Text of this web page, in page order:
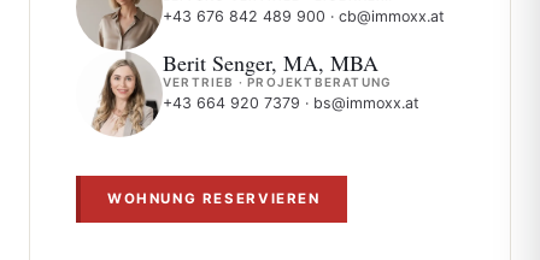
+43 676 842 489 900 · cb@immoxx.at
Berit Senger, MA, MBA
VERTRIEB · PROJEKTBERATUNG
+43 664 920 7379 · bs@immoxx.at
WOHNUNG RESERVIEREN